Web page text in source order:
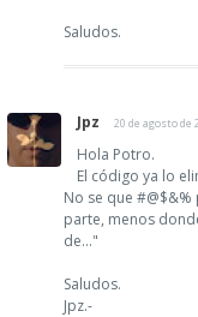
Saludos.
Jpz 20 de agosto de
Hola Potro.
El código ya lo
No se que
parte, menos
de..."
Saludos.
Jpz.-